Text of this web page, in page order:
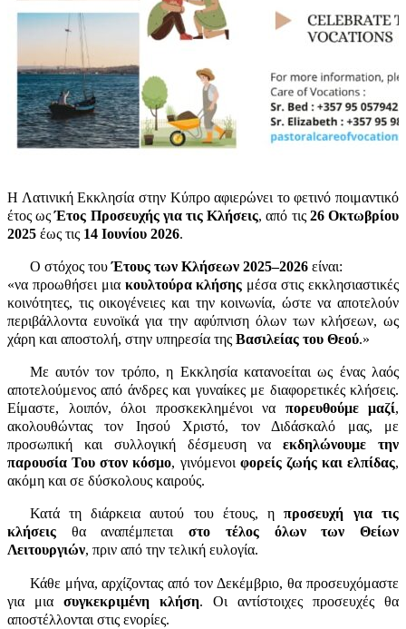
Η Λατινική Εκκλησία στην Κύπρο αφιερώνει το φετινό ποιμαντικό
έτος ωςΈτος Προσευχής για τις Κλήσεις, από τις 26 Οκτωβρίου
2025 έως τις 14 Ιουνίου 2026.
Ο στόχος τουΈτους των Κλήσεων 2025–2026είναι:
«να προωθήσει μια κουλτούρα κλήσης μέσα στις εκκλησιαστικές
κοινότητες, τις οικογένειες και την κοινωνία, ώστε να αποτελούν
περιβάλλοντα ευνοϊκά για την αφύπνιση όλων των κλήσεων, ως
χάρη και αποστολή, στην υπηρεσία της Βασιλείας του Θεού.»
Με αυτόν τον τρόπο, η Εκκλησία κατανοείται ως ένας λαός
αποτελούμενος από άνδρες και γυναίκες με διαφορετικές κλήσεις.
Είμαστε, λοιπόν, όλοι προσκεκλημένοι να πορευθούμε μαζί,
ακολουθώντας τον Ιησού Χριστό, τον Διδάσκαλό μας, με
προσωπική και συλλογική δέσμευση ναεκδηλώνουμε την
παρουσία Του στον κόσμο, γινόμενοι φορείς ζωής και ελπίδας,
ακόμη και σε δύσκολους καιρούς.
Κατά τη διάρκεια αυτού του έτους, ηπροσευχή για τις
κλήσεις θα αναπέμπεταιστο τέλος όλων των Θείων
Λειτουργιών, πριν από την τελική ευλογία.
Κάθε μήνα, αρχίζοντας από τον Δεκέμβριο, θα προσευχόμαστε
για μια συγκεκριμένη κλήση. Οι αντίστοιχες προσευχές θα
αποστέλλονται στις ενορίες.